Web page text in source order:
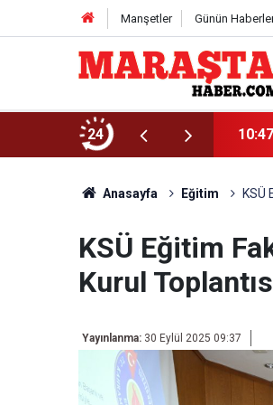
Manşetler Günün
24 10:47
Anasayfa Eğitim KSÜ
KSÜ Eğitim
Kurul
Yayınlanma: 30 Eylül 2025 09:37